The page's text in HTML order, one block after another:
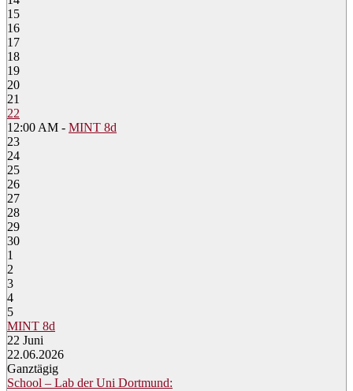
15
16
17
18
19
20
21
22
12:00 AM - MINT 8d
23
24
25
26
27
28
29
30
1
2
3
4
5
MINT 8d
22 Juni
22.06.2026
Ganztägig
School – Lab der Uni Dortmund: